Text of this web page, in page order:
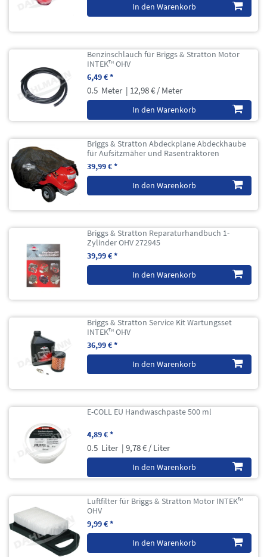
In den Warenkorb
Benzinschlauch für Briggs & Stratton Motor
INTEK™ OHV
6,49 € *
0.5 Meter | 12,98 € / Meter
In den Warenkorb
Briggs & Stratton Abdeckplane Abdeckhaube
für Aufsitzmäher und Rasentraktoren
39,99 € *
In den Warenkorb
Briggs & Stratton Reparaturhandbuch 1-
Zylinder OHV 272945
39,99 € *
In den Warenkorb
Briggs & Stratton Service Kit Wartungsset
INTEK™ OHV
36,99 € *
In den Warenkorb
E-COLL EU Handwaschpaste 500 ml
4,89 € *
0.5 Liter | 9,78 € / Liter
In den Warenkorb
Luftfilter für Briggs & Stratton Motor INTEK™
OHV
9,99 € *
In den Warenkorb